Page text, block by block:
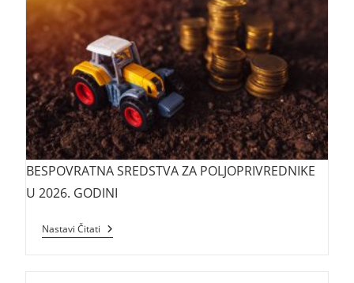
BESPOVRATNA SREDSTVA ZA POLJOPRIVREDNIKE
U 2026. GODINI
Nastavi Čitati BESPOVRATNA
SREDSTVA